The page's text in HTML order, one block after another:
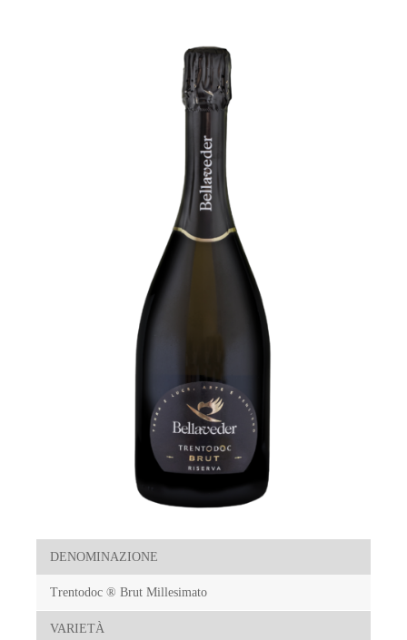
DENOMINAZIONE
Trentodoc ® Brut Millesimato
VARIETÀ